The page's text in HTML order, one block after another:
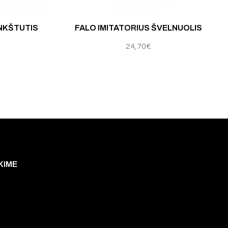
FALO IMITATORIUS ŠVELNUOLIS
24,70€